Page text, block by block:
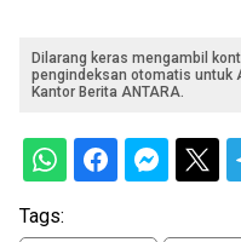
Dilarang keras mengambil
pengindeksan otomatis untuk
Kantor Berita ANTARA.
Tags: